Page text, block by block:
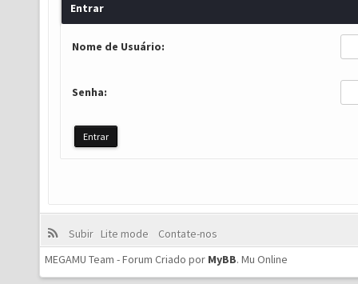
Entrar
Nome de Usuário:
Senha:
Subir Lite mode
Contate-nos
MEGAMU Team - Forum Criado por MyBB. Mu Online